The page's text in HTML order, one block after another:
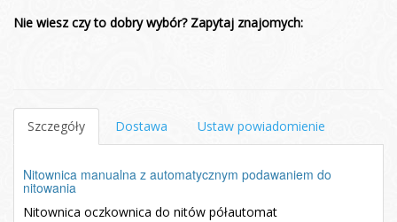
Nie wiesz czy to dobry wybór? Zapytaj znajomych:
Szczegóły Dostawa Ustaw powiadomienie
Nitownica manualna z automatycznym podawaniem do
nitowania
Nitownica oczkownica do nitów półautomat